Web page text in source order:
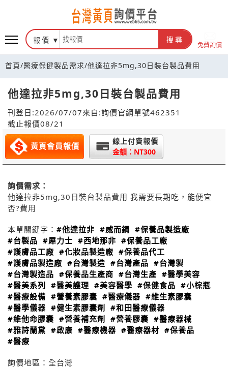
報價 搜尋
免費詢價
首頁/醫療保健製品需求/他達拉非5mg,30日裝台製品費用
他達拉非5mg,30日裝台製品費用
刊登日:2026/07/07來自:詢價官網單號462351
截止報價08/21
黃頁會員報價
線上付費報價
金額：NT300
詢價需求：
他達拉非5mg,30日裝台製品費用 我需要長期吃，能便宜
否?費用
本單關鍵字： #他達拉非 #威而鋼 #保養品製造廠
#台製品 #犀力士 #西地那非 #保養品工廠
#護膚品工廠 #化妝品製造廠 #保養品代工
#護膚品製造廠 #台灣製造 #台灣產品 #台灣製
#台灣製造品 #保養品生產商 #台灣生產 #醫學美容
#醫美系列
#醫美護理 #美容醫學 #保健食品 #小棕瓶
#醫療設備 #營養素膠囊 #醫療儀器 #維生素膠囊
#醫學儀器 #健生素膠囊劑
#和田醫療儀器
#維他命膠囊 #營養補充劑 #營養膠囊 #醫療器械
#雅詩蘭黛 #啟康 #醫療機器 #醫療器材 #保養品
#醫療
詢價地區： 全台灣